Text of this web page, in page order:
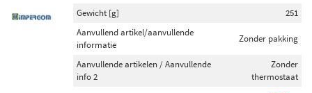
Gewicht [g]
251
Aanvullend artikel/aanvullende
informatie
Zonder pakking
Aanvullende artikelen / Aanvullende
info 2
Zonder
thermostaat